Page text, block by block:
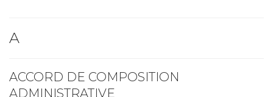
A
ACCORD DE COMPOSITION
ADMINISTRATIVE